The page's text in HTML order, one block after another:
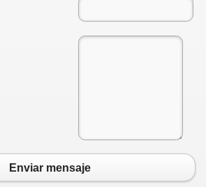
Enviar mensaje